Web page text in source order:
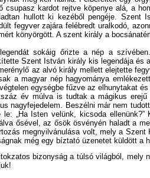
csupasz kardot rejtve köpenye alá, a
hullott ki kezéből pengéje. Szent
fegyver zajára felébredt uralkodó,
könyörgött. A szent király a
sokáig őrizte a nép a
Szent István király kis legendája és
az alvó király mellett elejtette
a magyar nép hagyománya
egységbe fűzve az elhunytakat
év múlva is tudtak a mágikus
nagyfejedelem. Beszélni már nem
le: „Ha Isten velünk, kicsoda
ősével, az ősök ösvényén haladt a
megnyilvánulása volt, mely a
még egy bíztató üzenetet küldött a
bizonyság a túlsó világból, mely